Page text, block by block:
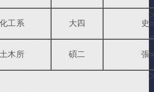
化工系 大四 史
土木所 碩二 張